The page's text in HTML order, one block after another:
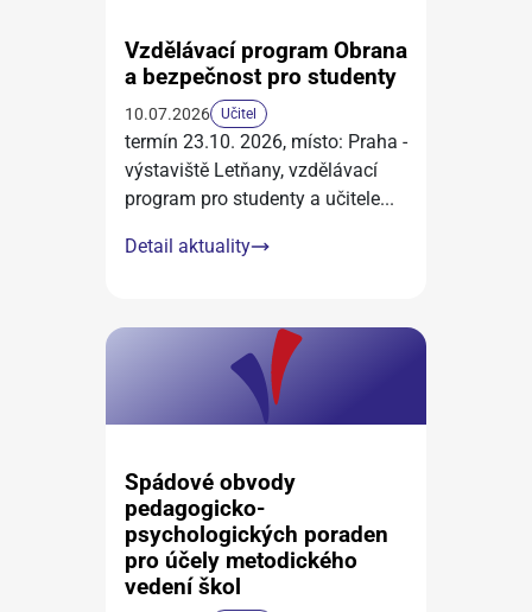
Vzdělávací program Obrana
a bezpečnost pro studenty
10.07.2026 Učitel
termín 23.10. 2026, místo: Praha -
výstaviště Letňany, vzdělávací
program pro studenty a učitele...
Detail aktuality
Spádové obvody
pedagogicko-
psychologických poraden
pro účely metodického
vedení škol